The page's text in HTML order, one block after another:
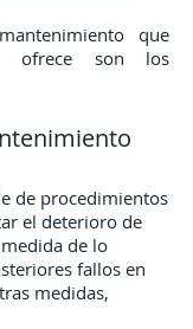
que
ofrece son los
de procedimientos
el deterioro de
de lo
fallos en
medidas,